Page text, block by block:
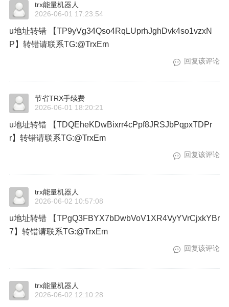
trx能量机器人
2026-06-01 17:23:54
u地址转错 【TP9yVg34Qso4RqLUprhJghDvk4so1vzxN
P】转错请联系TG:@TrxEm
回复该评论
节省TRX手续费
2026-06-01 18:20:21
u地址转错 【TDQEheKDwBixrr4cPpf8JRSJbPqpxTDPr
r】转错请联系TG:@TrxEm
回复该评论
trx能量机器人
2026-06-02 10:57:08
u地址转错 【TPgQ3FBYX7bDwbVoV1XR4VyYVrCjxkYBr
7】转错请联系TG:@TrxEm
回复该评论
trx能量机器人
2026-06-02 12:10:28